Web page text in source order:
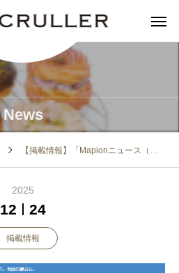
News
【掲載情報】「Mapionニュース（マピオンニュース）」様にご紹介いただきました！
2025
12 24
掲載情報